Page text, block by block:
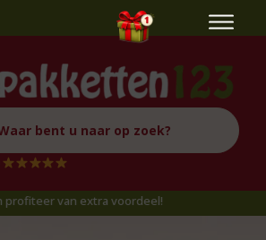
van extra voordeel!